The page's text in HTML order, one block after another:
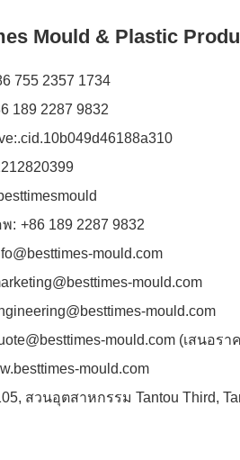
Mould & Plastic
755 2357 1734
189 2287 9832
: +86 189 2287 9832
mould.com
mould.com
mould.com
mould.com (เสนอรา
mould.com
สวนอุตสาหกรรม Tantou Third,